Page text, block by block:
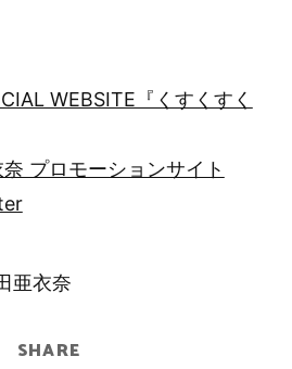
WEBSITE『くすくすく
プロモーションサイト
亜衣奈
SHARE